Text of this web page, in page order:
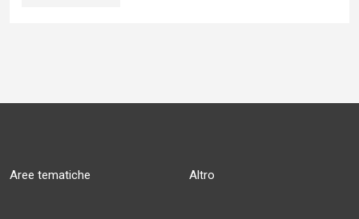
Aree tematiche Altro